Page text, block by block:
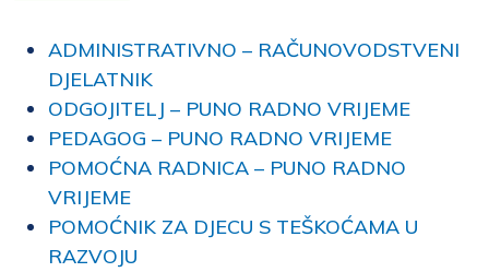
ADMINISTRATIVNO – RAČUNOVODSTVENI
DJELATNIK
ODGOJITELJ – PUNO RADNO VRIJEME
PEDAGOG – PUNO RADNO VRIJEME
POMOĆNA RADNICA – PUNO RADNO
VRIJEME
POMOĆNIK ZA DJECU S TEŠKOĆAMA U
RAZVOJU